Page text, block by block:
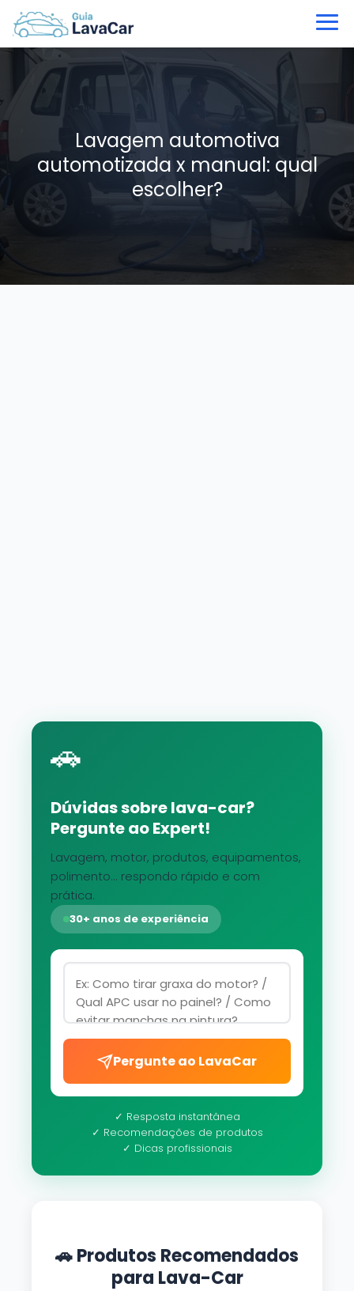
Lavagem automotiva
automotizada x manual: qual
escolher?
🚗
Dúvidas sobre lava-car?
Pergunte ao Expert!
Lavagem, motor, produtos, equipamentos,
polimento... respondo rápido e com
prática.
30+ anos de experiência
Pergunte ao LavaCar
✓ Resposta instantânea
✓ Recomendações de produtos
✓ Dicas profissionais
🚗 Produtos Recomendados
para Lava-Car